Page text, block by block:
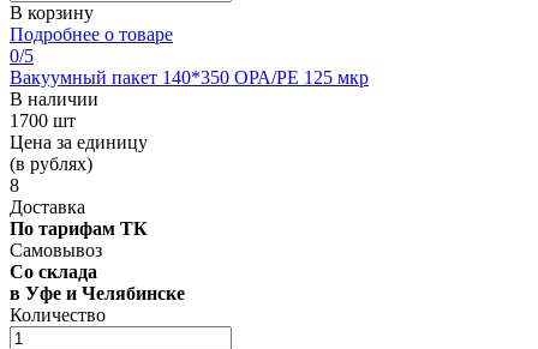
В корзину
Подробнее о товаре
0/5
Вакуумный пакет 140*350 OРА/РЕ 125 мкр
В наличии
1700 шт
Цена за единицу
(в рублях)
8
Доставка
По тарифам ТК
Самовывоз
Со склада
в Уфе и Челябинске
Количество